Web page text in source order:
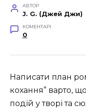
АВТОР
J. G. (Джей Джи)
КОМЕНТАРІ
0
Написати план
кохання” варто,
подій у творі та